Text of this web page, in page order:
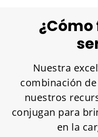
Nuestra
combinación
nuestros
conjugan para
en la